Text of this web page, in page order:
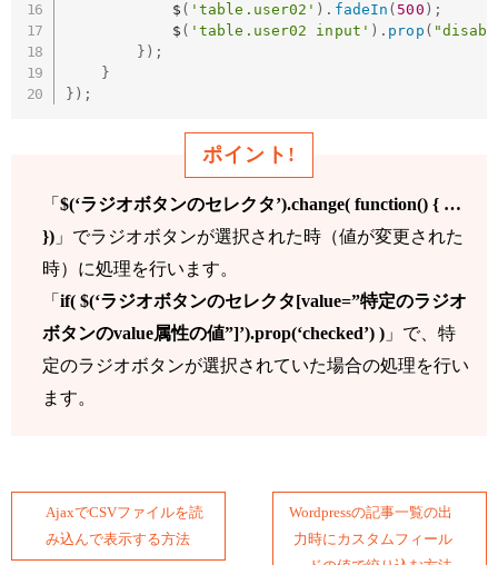
			$
( 'table.user02' ) . fadeIn ( 500 ) ;
			$
( 'table.user02 input' ) . prop (
} ) ;
}
} ) ;
ポイント!
「 $(‘ラジオボタンのセレクタ’).change( function() { …
}) 」でラジオボタンが選択された時（値が変更された
時）に処理を行います。
「 if( $(‘ラジオボタンのセレクタ[value=”特定のラジオ
ボタンのvalue属性の値”]’).prop(‘checked’) ) 」で、特
定のラジオボタンが選択されていた場合の処理を行い
ます。
AjaxでCSVファイルを読
み込んで表示する方法
Wordpressの記事一覧の出
力時にカスタムフィール